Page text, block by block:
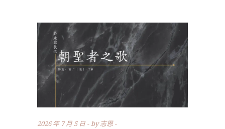
2026 年 7 月 5 日 by志恩